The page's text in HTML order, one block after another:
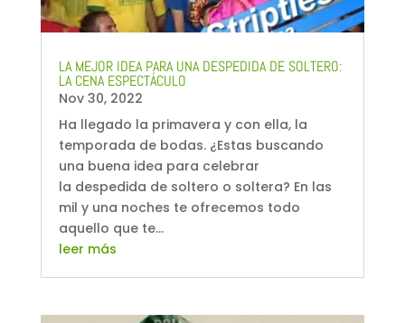
LA MEJOR IDEA PARA UNA DESPEDIDA DE SOLTERO:
LA CENA ESPECTÁCULO
Nov 30, 2022
Ha llegado la primavera y con ella, la
temporada de bodas. ¿Estas buscando
una buena idea para celebrar
la despedida de soltero o soltera? En las
mil y una noches te ofrecemos todo
aquello que te...
leer más